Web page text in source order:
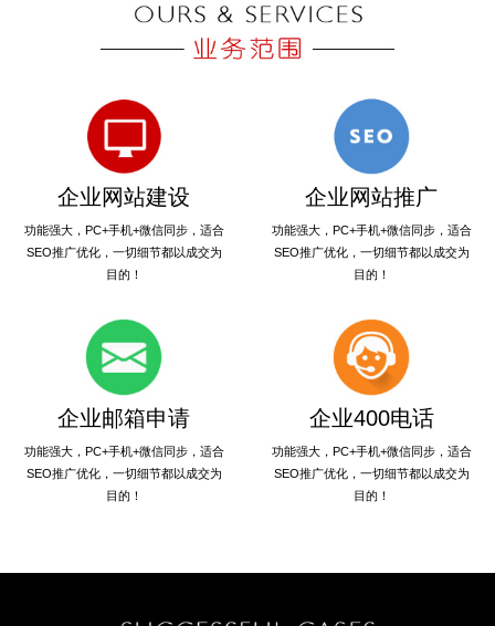
企业网站建设
功能强大，PC+手机+微信同步，适合
SEO推广优化，一切细节都以成交为
目的！
企业网站推广
功能强大，PC+手机+微信同步，适合
SEO推广优化，一切细节都以成交为
目的！
企业邮箱申请
功能强大，PC+手机+微信同步，适合
SEO推广优化，一切细节都以成交为
目的！
企业400电话
功能强大，PC+手机+微信同步，适合
SEO推广优化，一切细节都以成交为
目的！